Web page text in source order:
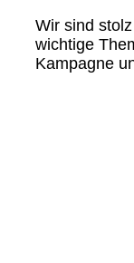
Wir sind
wichtige
Kampagne